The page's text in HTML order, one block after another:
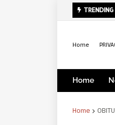
TRENDING
Home
Home
Home